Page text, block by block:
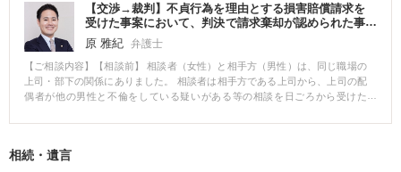
【交渉→裁判】不貞行為を理由とする損害賠償請求を
受けた事案において、判決で請求棄却が認められた事
例
原 雅紀 弁護士
【ご相談内容】【相談前】 相談者（女性）と相手方（男性）は、同じ職場の
上司・部下の関係にありました。 相談者は相手方である上司から、上司の配
偶者が他の男性と不倫をしている疑いがある等の相談を日ごろから受けた
日、上司の配偶者が代理人弁護士とともに突然相談者の職場に訪れ、不倫し
に困った相談者から相談を受け、対応について受任する。 【相談後】 受任
相続・遺言